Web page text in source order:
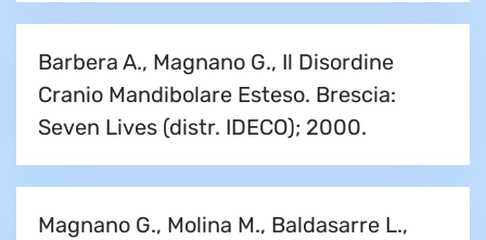
Barbera A., Magnano G., Il Disordine
Cranio Mandibolare Esteso. Brescia:
Seven Lives (distr. IDECO); 2000.
Magnano G., Molina M., Baldasarre L.,